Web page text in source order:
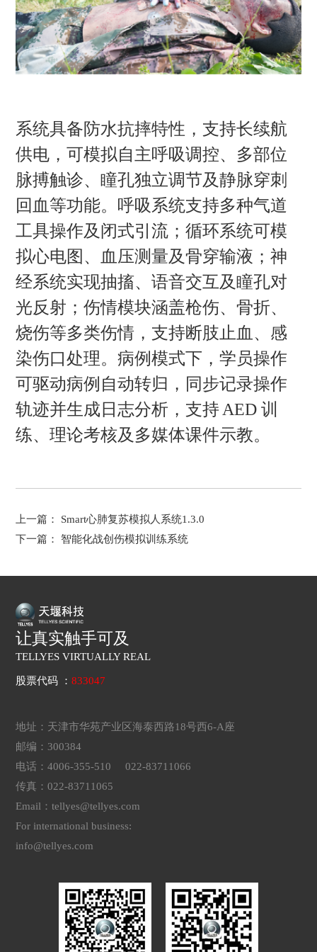
系统具备防水抗摔特性，支持长续航
供电，可模拟自主呼吸调控、多部位
脉搏触诊、瞳孔独立调节及静脉穿刺
回血等功能。呼吸系统支持多种气道
工具操作及闭式引流；循环系统可模
拟心电图、血压测量及骨穿输液；神
经系统实现抽搐、语音交互及瞳孔对
光反射；伤情模块涵盖枪伤、骨折、
烧伤等多类伤情，支持断肢止血、感
染伤口处理。病例模式下，学员操作
可驱动病例自动转归，同步记录操作
轨迹并生成日志分析，支持 AED 训
练、理论考核及多媒体课件示教。
上一篇：
Smart心肺复苏模拟人系统1.3.0
下一篇：
智能化战创伤模拟训练系统
让真实触手可及
TELLYES VIRTUALLY REAL
股票代码 ：833047
地址：天津市华苑产业区海泰西路18号西6-A座
邮编：300384
电话：4006-355-510 022-83711066
传真：022-83711065
Email：tellyes@tellyes.com
For international business:
info@tellyes.com